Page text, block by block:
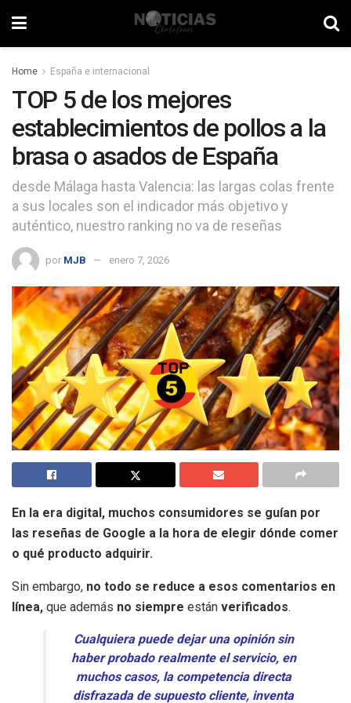
Home España e internacional
TOP 5 de los mejores
establecimientos de pollos a la
brasa o asados de España
desde Málaga hasta Valencia: las largas colas frente
a sus locales son el indicador más objetivo y
auténtico, nuestro ranking no va de reseñas
por MJB enero 7, 2026
En la era digital, muchos consumidores se guían por
las reseñas de Google a la hora de elegir dónde comer
o qué producto adquirir.
Sin embargo, no todo se reduce a esos comentarios en
línea, que además no siempre están verificados.
Cualquiera puede dejar una opinión sin
haber probado realmente el servicio, en
muchos casos, la competencia directa
disfrazada de supuesto cliente, inventa